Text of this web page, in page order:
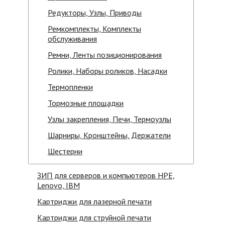
Редукторы, Узлы, Приводы
Ремкомплекты, Комплекты
обслуживания
Ремни, Ленты позиционирования
Ролики, Наборы роликов, Насадки
Термопленки
Тормозные площадки
Узлы закрепления, Печи, Термоузлы
Шарниры, Кронштейны, Держатели
Шестерни
ЗИП для серверов и компьютеров HPE,
Lenovo, IBM
Картриджи для лазерной печати
Картриджи для струйной печати